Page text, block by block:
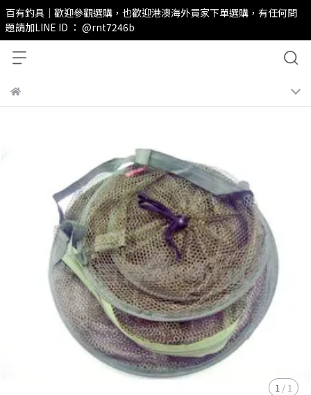
百有釣具｜歡迎參觀選購，也歡迎港澳海外買家下單選購，有任何問
題請加LINE ID ： @rnt7246b
1 / 1